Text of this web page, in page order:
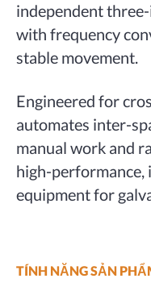
independent
with frequency
stable movement.
Engineered for
automates inter-
manual work and
high-performance,
equipment for
TÍNH NĂNG SẢN